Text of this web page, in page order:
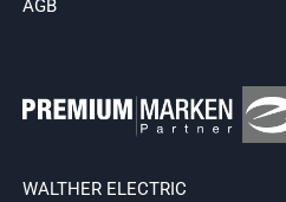
AGB
WALTHER ELECTRIC